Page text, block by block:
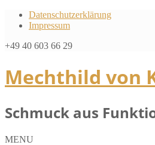
Datenschutzerklärung
Impressum
+49 40 603 66 29
Mechthild von
Schmuck aus
MENU